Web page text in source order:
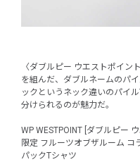
〈ダブルピー ウエストポイ
を組んだ、ダブルネームのパ
ックというネック違いのパイ
分けられるのが魅力だ。
WP WESTPOINT [ダブルピー
限定 フルーツオブザルーム コ
パックTシャツ